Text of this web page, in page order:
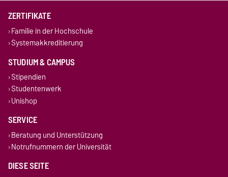
ZERTIFIKATE
Familie in der Hochschule
Systemakkreditierung
STUDIUM & CAMPUS
Stipendien
Studentenwerk
Unishop
SERVICE
Beratung und Unterstützung
Notrufnummern der Universität
DIESE SEITE